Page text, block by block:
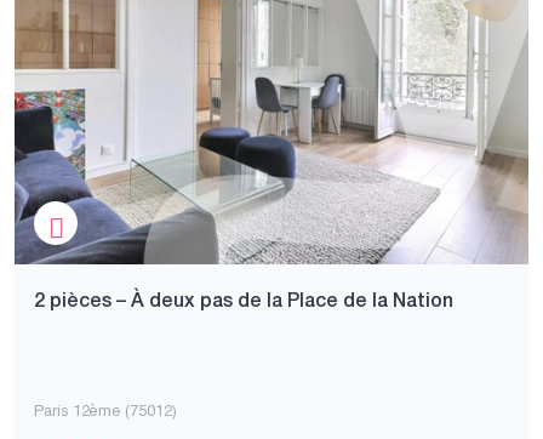
2 pièces – À deux pas de la Place de la Nation
Paris 12ème (75012)